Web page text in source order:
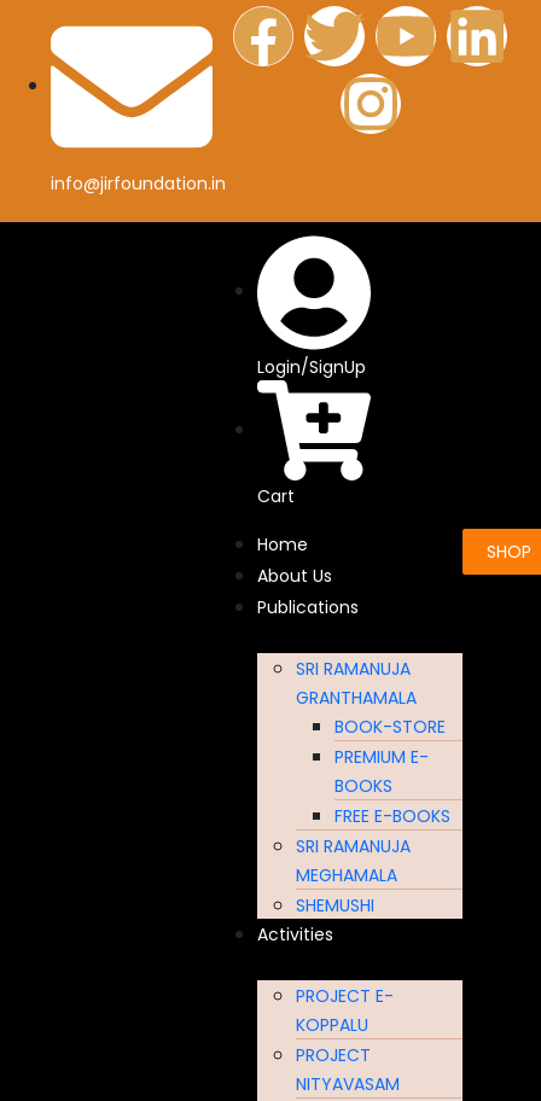
info@jirfoundation.in
Login/SignUp
Cart
Home
About Us
Publications
SRI RAMANUJA
GRANTHAMALA
BOOK-STORE
PREMIUM E-
BOOKS
FREE E-BOOKS
SRI RAMANUJA
MEGHAMALA
SHEMUSHI
Activities
PROJECT E-
KOPPALU
PROJECT
NITYAVASAM
SHOP